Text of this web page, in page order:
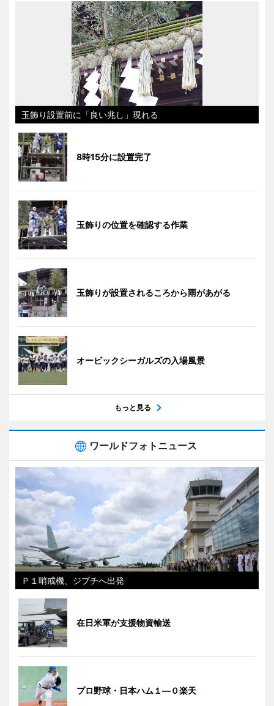
玉飾り設置前に「良い兆し」現れる
8時15分に設置完了
玉飾りの位置を確認する作業
玉飾りが設置されるころから雨があがる
オービックシーガルズの入場風景
もっと見る
ワールドフォトニュース
Ｐ１哨戒機、ジブチへ出発
在日米軍が支援物資輸送
プロ野球・日本ハム１―０楽天